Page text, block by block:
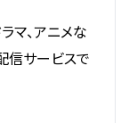
マ、アニメな
信サービスで